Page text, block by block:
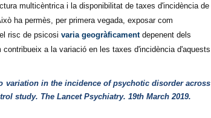
multicèntrica i la disponibilitat de taxes d'incidència de
ha permès, per primera vegada, exposar com
risc de psicosi varia geogràficamentdepenent dels
a la variació en les taxes d'incidència d'aquests
variation in the incidence of psychotic disorder across
study. The Lancet Psychiatry. 19th March 2019.